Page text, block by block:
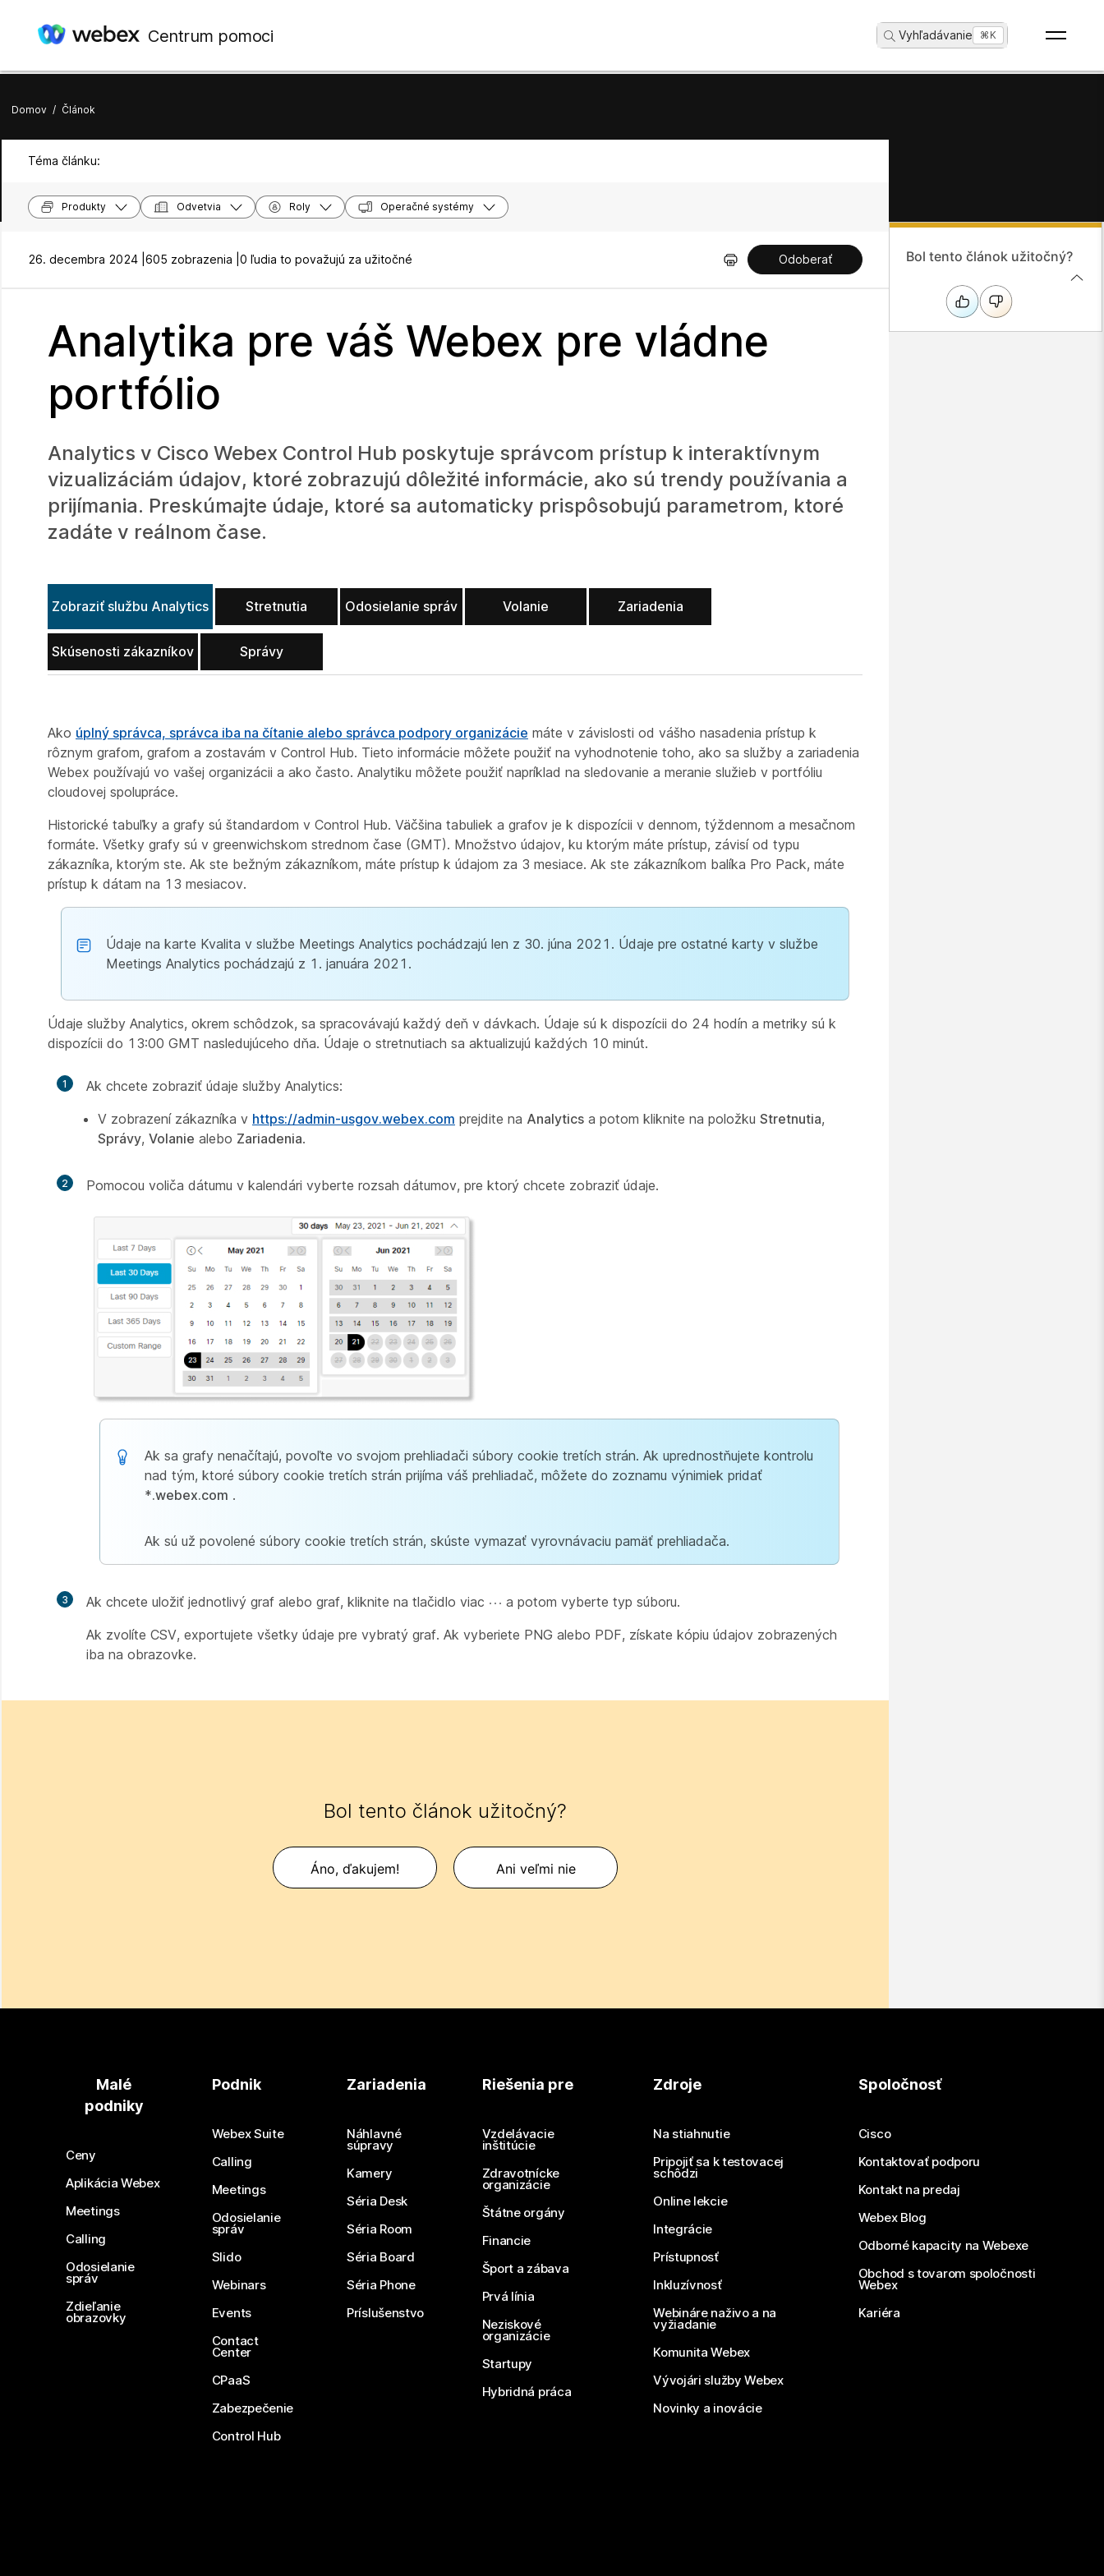
Centrum pomoci Vyhľadávanie ...⌘K
Domov / Článok
Téma článku:
Produkty Odvetvia Roly Operačné systémy
26. decembra 2024 | 605 zobrazenia | 0 ľudia to považujú za užitočné Odoberať
Analytika pre váš Webex pre vládne
portfólio
Analytics v Cisco Webex Control Hub poskytuje správcom prístup k interaktívnym
vizualizáciám údajov, ktoré zobrazujú dôležité informácie, ako sú trendy používania a
prijímania. Preskúmajte údaje, ktoré sa automaticky prispôsobujú parametrom, ktoré
zadáte v reálnom čase.
Zobraziť službu Analytics Stretnutia Odosielanie správ Volanie Zariadenia
Skúsenosti zákazníkov Správy
Ako úplný správca, správca iba na čítanie alebo správca podpory organizácie máte v závislosti od vášho nasadenia prístup k
rôznym grafom, grafom a zostavám v Control Hub. Tieto informácie môžete použiť na vyhodnotenie toho, ako sa služby a zariadenia
Webex používajú vo vašej organizácii a ako často. Analytiku môžete použiť napríklad na sledovanie a meranie služieb v portfóliu
cloudovej spolupráce.
Historické tabuľky a grafy sú štandardom v Control Hub. Väčšina tabuliek a grafov je k dispozícii v dennom, týždennom a mesačnom
formáte. Všetky grafy sú v greenwichskom strednom čase (GMT). Množstvo údajov, ku ktorým máte prístup, závisí od typu
zákazníka, ktorým ste. Ak ste bežným zákazníkom, máte prístup k údajom za 3 mesiace. Ak ste zákazníkom balíka Pro Pack, máte
prístup k dátam na 13 mesiacov.
Údaje na karte Kvalita v službe Meetings Analytics pochádzajú len z 30. júna 2021. Údaje pre ostatné karty v službe
Meetings Analytics pochádzajú z 1. januára 2021.
Údaje služby Analytics, okrem schôdzok, sa spracovávajú každý deň v dávkach. Údaje sú k dispozícii do 24 hodín a metriky sú k
dispozícii do 13:00 GMT nasledujúceho dňa. Údaje o stretnutiach sa aktualizujú každých 10 minút.
1
Ak chcete zobraziť údaje služby Analytics:
V zobrazení zákazníka v https://admin-usgov.webex.com prejdite na Analytics a potom kliknite na položku Stretnutia,
Správy, Volanie alebo Zariadenia.
2 Pomocou voliča dátumu v kalendári vyberte rozsah dátumov, pre ktorý chcete zobraziť údaje.
Ak sa grafy nenačítajú, povoľte vo svojom prehliadači súbory cookie tretích strán. Ak uprednostňujete kontrolu
nad tým, ktoré súbory cookie tretích strán prijíma váš prehliadač, môžete do zoznamu výnimiek pridať
*.webex.com .
Ak sú už povolené súbory cookie tretích strán, skúste vymazať vyrovnávaciu pamäť prehliadača.
3 Ak chcete uložiť jednotlivý graf alebo graf, kliknite na tlačidlo viac
a potom vyberte typ súboru.
Ak zvolíte CSV, exportujete všetky údaje pre vybratý graf. Ak vyberiete PNG alebo PDF, získate kópiu údajov zobrazených
iba na obrazovke.
Bol tento článok užitočný?
Áno, ďakujem! Ani veľmi nie
Bol tento článok užitočný?
Malé
podniky
Ceny
Aplikácia Webex
Meetings
Calling
Odosielanie
správ
Zdieľanie
obrazovky
Podnik
Webex Suite
Calling
Meetings
Odosielanie
správ
Slido
Webinars
Events
Contact
Center
CPaaS
Zabezpečenie
Control Hub
Zariadenia
Náhlavné
súpravy
Kamery
Séria Desk
Séria Room
Séria Board
Séria Phone
Príslušenstvo
Riešenia pre
Vzdelávacie
inštitúcie
Zdravotnícke
organizácie
Štátne orgány
Financie
Šport a zábava
Prvá línia
Neziskové
organizácie
Startupy
Hybridná práca
Zdroje
Na stiahnutie
Pripojiť sa k testovacej
schôdzi
Online lekcie
Integrácie
Prístupnosť
Inkluzívnosť
Webináre naživo a na
vyžiadanie
Komunita Webex
Vývojári služby Webex
Novinky a inovácie
Spoločnosť
Cisco
Kontaktovať podporu
Kontakt na predaj
Webex Blog
Odborné kapacity na Webexe
Obchod s tovarom spoločnosti
Webex
Kariéra